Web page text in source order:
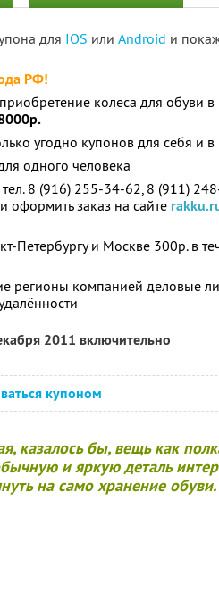
для IOS или Android и
РФ!
колеса для обуви в
угодно купонов для себя и
одного человека
8 (916) 255-34-62, 8 (911)
оформить заказ на сайте
Петербургу и Москве 300р. в
регионы компанией деловые
2011 включительно
купоном
казалось бы, вещь как
и яркую деталь
на само хранение обуви.